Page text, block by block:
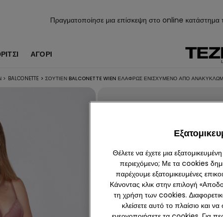
Πραγματοποίησε μια επίσκεψη στο online
ΑΓΌΡΙ
> BALCONETTE > ΣΟΥΤΙΈΝ BALCONETTE WIEN ΕΛΑΦΡΏΣ ΕΝΙΣΧΥΜΈΝΟ ΑΠΌ
Θέλετε να έχετε μια
περιεχόμενο; Με τα cookies
παρέχουμε εξατομικευμένες
Κάνοντας κλικ στην επιλογή
τη χρήση των cookies.
κλείσετε αυτό το πλαίσιο και